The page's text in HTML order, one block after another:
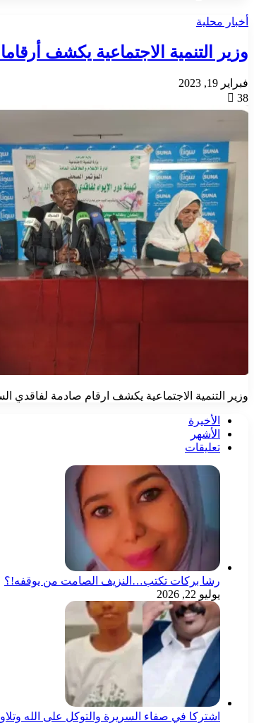
أخبار محلية
وزير التنمية الاجتماعية يكشف
فبراير 19, 2023
38
وزير التنمية الاجتماعية يكشف ارقام صادمة لفاقدي
الأخيرة
الأشهر
تعليقات
رشا بركات تكتب…النزيف الصامت من يوقفه!؟
يوليو 22, 2026
اشتركا في صفاء السريرة والتوكل على الله